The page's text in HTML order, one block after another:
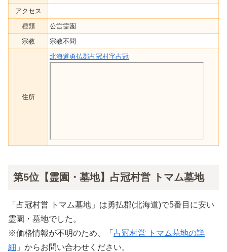
アクセス
種類
公営霊園
宗教
宗教不問
住所
北海道勇払郡占冠村字占冠
第5位【霊園・墓地】占冠村営 トマム墓地
「占冠村営 トマム墓地」は勇払郡(北海道)で5番目に安い
霊園・墓地でした。
※価格情報が不明のため、「 占冠村営 トマム墓地の詳
細 」からお問い合わせください。